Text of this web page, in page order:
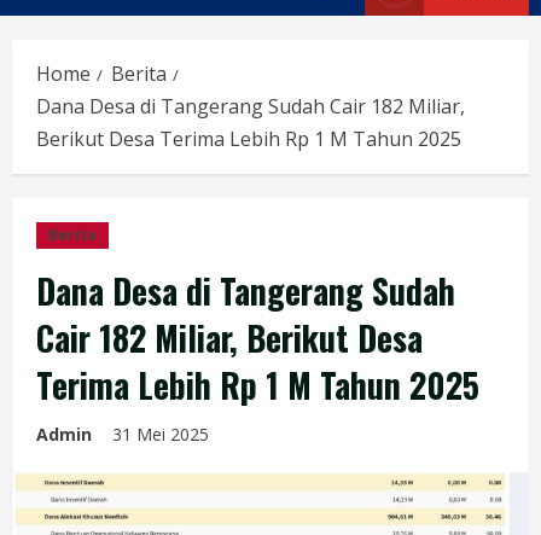
Home
Berita
Dana Desa di Tangerang Sudah Cair 182 Miliar,
Berikut Desa Terima Lebih Rp 1 M Tahun 2025
Berita
Dana Desa di Tangerang Sudah
Cair 182 Miliar, Berikut Desa
Terima Lebih Rp 1 M Tahun 2025
Admin 31 Mei 2025